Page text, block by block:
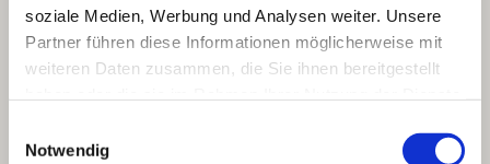
soziale Medien, Werbung und Analysen weiter. Unsere
Partner führen diese Informationen möglicherweise mit
weiteren Daten zusammen, die Sie ihnen bereitgestellt
Notwendig